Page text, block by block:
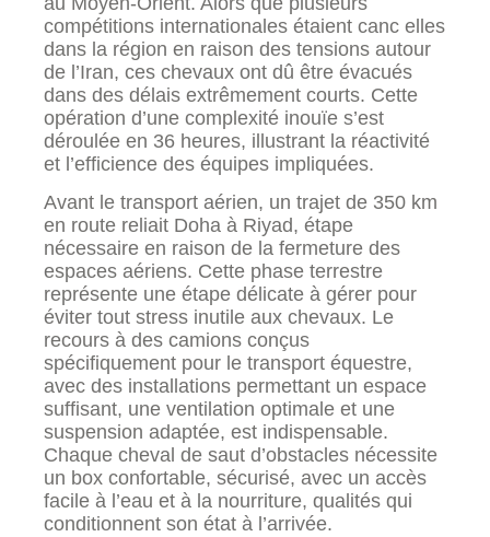
compétitions internationales étaient canc elles
dans la région en raison des tensions autour
de l’Iran, ces chevaux ont dû être évacués
dans des délais extrêmement courts. Cette
opération d’une complexité inouïe s’est
déroulée en 36 heures, illustrant la réactivité
et l’efficience des équipes impliquées.
Avant le transport aérien, un trajet de 350 km
en route reliait Doha à Riyad, étape
nécessaire en raison de la fermeture des
espaces aériens. Cette phase terrestre
représente une étape délicate à gérer pour
éviter tout stress inutile aux chevaux. Le
recours à des camions conçus
spécifiquement pour le transport équestre,
avec des installations permettant un espace
suffisant, une ventilation optimale et une
suspension adaptée, est indispensable.
Chaque cheval de saut d’obstacles nécessite
un box confortable, sécurisé, avec un accès
facile à l’eau et à la nourriture, qualités qui
conditionnent son état à l’arrivée.